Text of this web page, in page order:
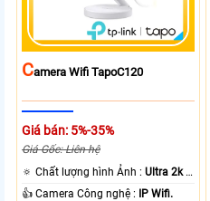
CAmera Wifi TapoC120
Giá bán: 5%-35%
Giá Gốc: Liên hệ
🔅 Chất lượng hình Ảnh :Ultra 2k +
.
👍 Camera Công nghệ : IP Wifi.